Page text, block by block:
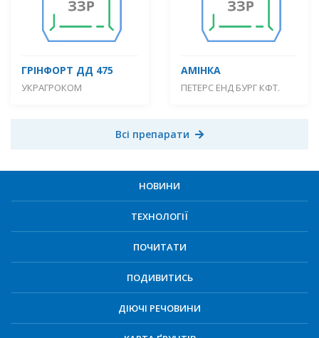
ГРІНФОРТ ДД 475
УКРАГРОКОМ
АМІНКА
ПЕТЕРС ЕНД БУРГ КФТ.
Всі препарати
НОВИНИ
ТЕХНОЛОГІЇ
ПОЧИТАТИ
ПОДИВИТИСЬ
ДІЮЧІ РЕЧОВИНИ